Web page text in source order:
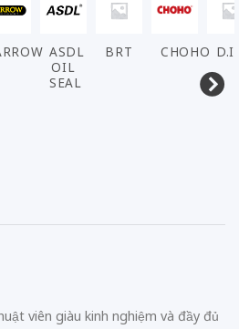
ASDL
OIL
SEAL
BRT CHOHO
viên giàu kinh nghiệm và đầy đủ